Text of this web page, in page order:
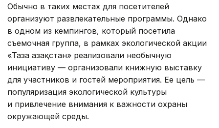
Обычно в таких местах для посетителей
организуют развлекательные программы. Однако
в одном из кемпингов, который посетила
съемочная группа, в рамках экологической акции
«Таза Қазақстан» реализовали необычную
инициативу — организовали книжную выставку
для участников и гостей мероприятия. Ее цель —
популяризация экологической культуры
и привлечение внимания к важности охраны
окружающей среды.